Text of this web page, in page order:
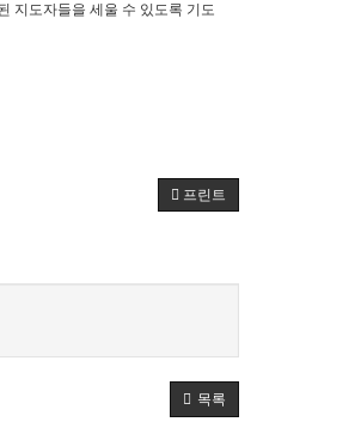
지도자들을 세울 수 있도록 기도
프린트
목록